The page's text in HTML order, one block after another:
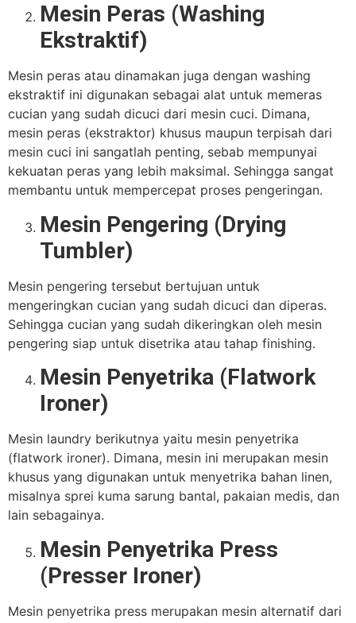
Mesin Peras (Washing
Ekstraktif)
Mesin peras atau dinamakan juga dengan washing
ekstraktif ini digunakan sebagai alat untuk memeras
cucian yang sudah dicuci dari mesin cuci. Dimana,
mesin peras (ekstraktor) khusus maupun terpisah dari
mesin cuci ini sangatlah penting, sebab mempunyai
kekuatan peras yang lebih maksimal. Sehingga sangat
membantu untuk mempercepat proses pengeringan.
Mesin Pengering (Drying
Tumbler)
Mesin pengering tersebut bertujuan untuk
mengeringkan cucian yang sudah dicuci dan diperas.
Sehingga cucian yang sudah dikeringkan oleh mesin
pengering siap untuk disetrika atau tahap finishing.
Mesin Penyetrika (Flatwork
Ironer)
Mesin laundry berikutnya yaitu mesin penyetrika
(flatwork ironer). Dimana, mesin ini merupakan mesin
khusus yang digunakan untuk menyetrika bahan linen,
misalnya sprei kuma sarung bantal, pakaian medis, dan
lain sebagainya.
Mesin Penyetrika Press
(Presser Ironer)
Mesin penyetrika press merupakan mesin alternatif dari